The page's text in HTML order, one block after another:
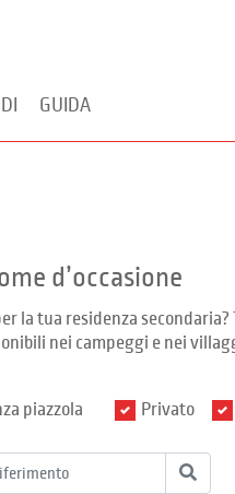
GUIDA
d’occasione
la tua residenza
nei campeggi e nei
piazzola Privato